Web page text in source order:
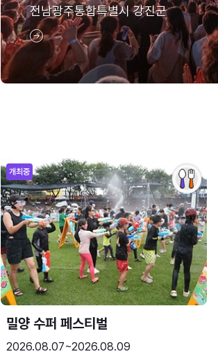
전남광주통합특별시 강진군
개최중
밀양 수퍼 페스티벌
2026.08.07~2026.08.09